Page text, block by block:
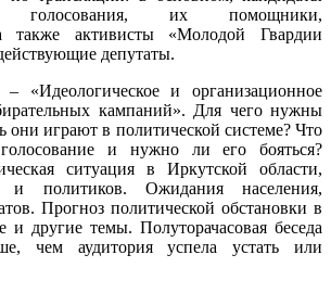
голосования, их помощники,
также активисты «Молодой Гвардии
депутаты.
«Идеологическое и организационное
кампаний». Для чего нужны
играют в политической системе? Что
голосование и нужно ли его бояться?
ситуация в Иркутской области,
и политиков. Ожидания населения,
Прогноз политической обстановки в
и другие темы. Полуторачасовая беседа
чем аудитория успела устать или